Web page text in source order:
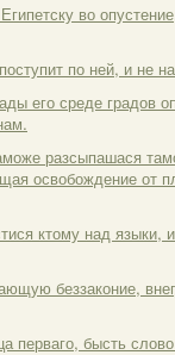
во
по ней, и не
его среде градов
разсыпашася
освобождение от
ктому над
беззаконие,
бысть